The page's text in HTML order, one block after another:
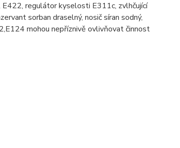
E422, regulátor kyselosti E311c, zvlhčující
sorban draselný, nosič síran sodný,
mohou nepříznivě ovlivňovat činnost